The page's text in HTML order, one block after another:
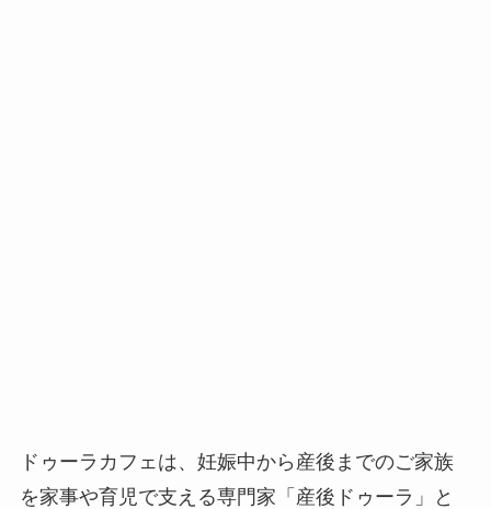
ドゥーラカフェは、妊娠中から産後までのご家族
を家事や育児で支える専門家「産後ドゥーラ」と